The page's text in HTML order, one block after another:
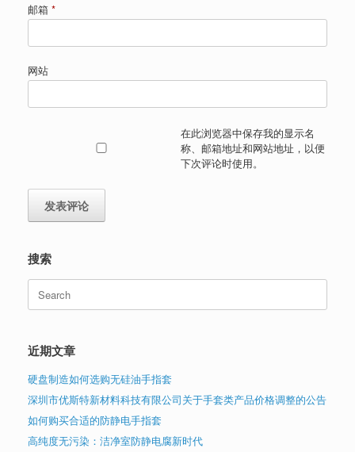
邮箱 *
网站
在此浏览器中保存我的显示名
称、邮箱地址和网站地址，以便
下次评论时使用。
搜索
Search
for:
近期文章
硬盘制造如何选购无硅油手指套
深圳市优斯特新材料科技有限公司关于手套类产品价格调整的公告
如何购买合适的防静电手指套
高纯度无污染：洁净室防静电腐新时代